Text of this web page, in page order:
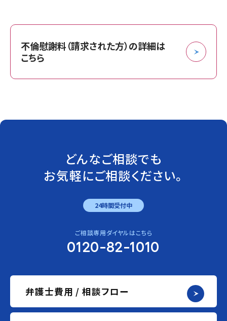
不倫慰謝料（請求された方）の詳細は
こちら
どんなご相談でも
お気軽にご相談ください。
24時間受付中
ご相談専用ダイヤルはこちら
0120-82-1010
弁護士費用 / 相談フロー